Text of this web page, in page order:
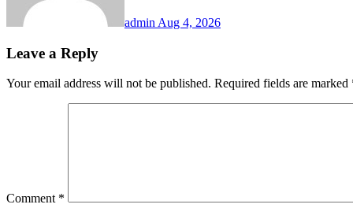
admin Aug 4, 2026
Leave a Reply
Your email address will not be published. Required fields are marked
Comment *